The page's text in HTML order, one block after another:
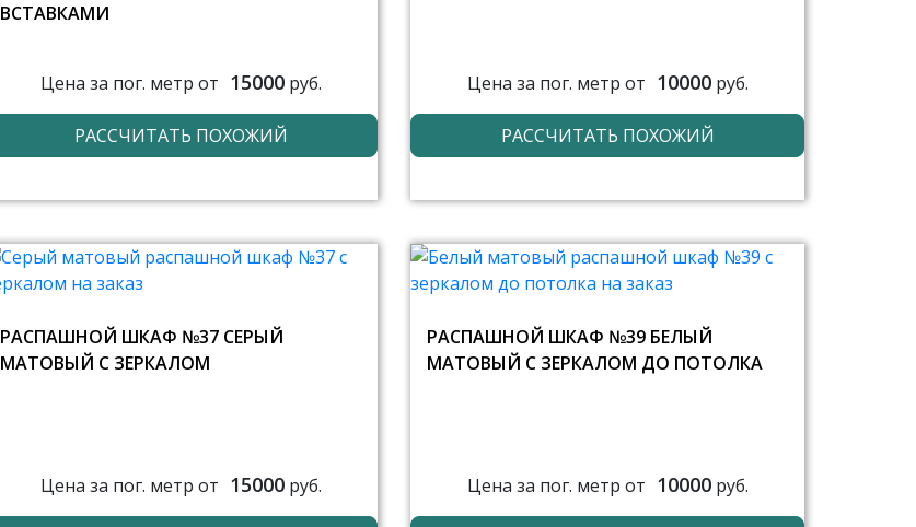
ВСТАВКАМИ
Цена за пог. метр от 15000руб.
РАССЧИТАТЬ ПОХОЖИЙ
Цена за пог. метр от 10000руб.
РАССЧИТАТЬ ПОХОЖИЙ
РАСПАШНОЙ ШКАФ №37 СЕРЫЙ
МАТОВЫЙ С ЗЕРКАЛОМ
Цена за пог. метр от 15000руб.
РАСПАШНОЙ ШКАФ №39 БЕЛЫЙ
МАТОВЫЙ С ЗЕРКАЛОМ ДО ПОТОЛКА
Цена за пог. метр от 10000руб.